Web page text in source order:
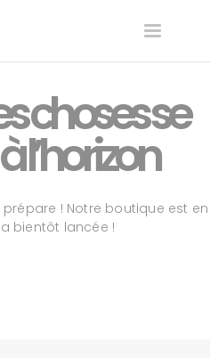
Toggle
choses se
l’horizon
! Notre boutique est en
bientôt lancée !